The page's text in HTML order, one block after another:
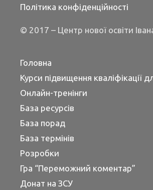
Політика конфіденційності
© 2017 – Центр нової освіти
Головна
Курси підвищення кваліфікації
Онлайн-тренінги
База ресурсів
База порад
База термінів
Розробки
Гра “Переможний коментар”
Донат на ЗСУ